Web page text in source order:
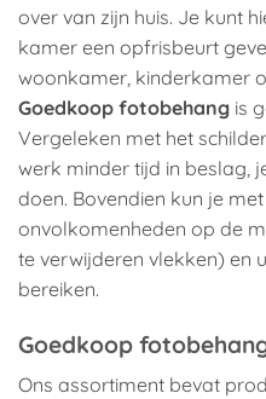
over van zijn huis. Je kunt
kamer een opfrisbeurt
woonkamer, kinderkamer
Goedkoop fotobehang is
Vergeleken met het
werk minder tijd in beslag,
doen. Bovendien kun je
onvolkomenheden op de
te verwijderen vlekken) en
bereiken.
Goedkoop
Ons assortiment bevat